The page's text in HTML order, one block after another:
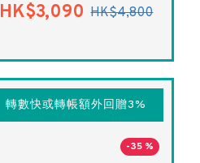
HK$3,090 HK$4,800
轉數快或轉帳額外回贈3%
-35 %